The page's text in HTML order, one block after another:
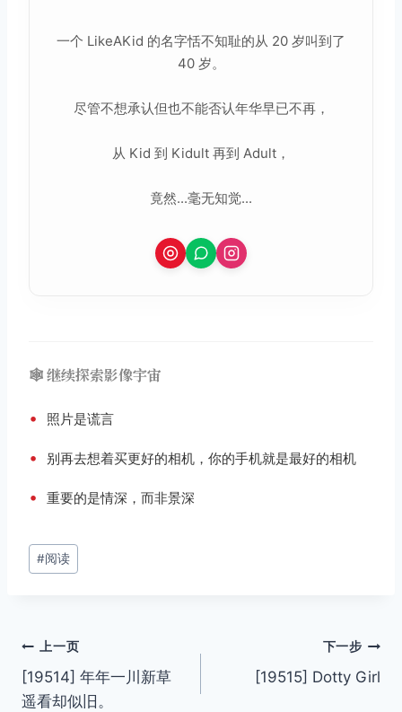
一个 LikeAKid 的名字恬不知耻的从 20 岁叫到了
40 岁。
尽管不想承认但也不能否认年华早已不再，
从 Kid 到 Kidult 再到 Adult，
竟然...毫无知觉...
🕸️ 继续探索影像宇宙
• 照片是谎言
• 别再去想着买更好的相机，你的手机就是最好的相机
• 重要的是情深，而非景深
文
章
#阅读
文
章
上一页
[19514] 年年一川新草
遥看却似旧。
下一步
[19515] Dotty Girl